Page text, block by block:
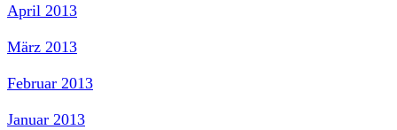
April 2013
März 2013
Februar 2013
Januar 2013